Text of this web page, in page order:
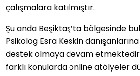
çalışmalara katılmıştır.
Şu anda Beşiktaş’ta bölgesinde
Psikolog Esra Keskin
destek olmaya devam
farklı konularda online atölyeler